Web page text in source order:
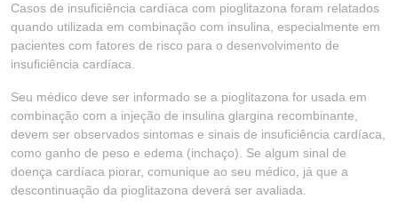
Casos de insuficiência cardíaca com pioglitazona foram relatados
quando utilizada em combinação com insulina, especialmente em
pacientes com fatores de risco para o desenvolvimento de
insuficiência cardíaca.
Seu médico deve ser informado se a pioglitazona for usada em
combinação com a injeção de insulina glargina recombinante,
devem ser observados sintomas e sinais de insuficiência cardíaca,
como ganho de peso e edema (inchaço). Se algum sinal de
doença cardíaca piorar, comunique ao seu médico, já que a
descontinuação da pioglitazona deverá ser avaliada.